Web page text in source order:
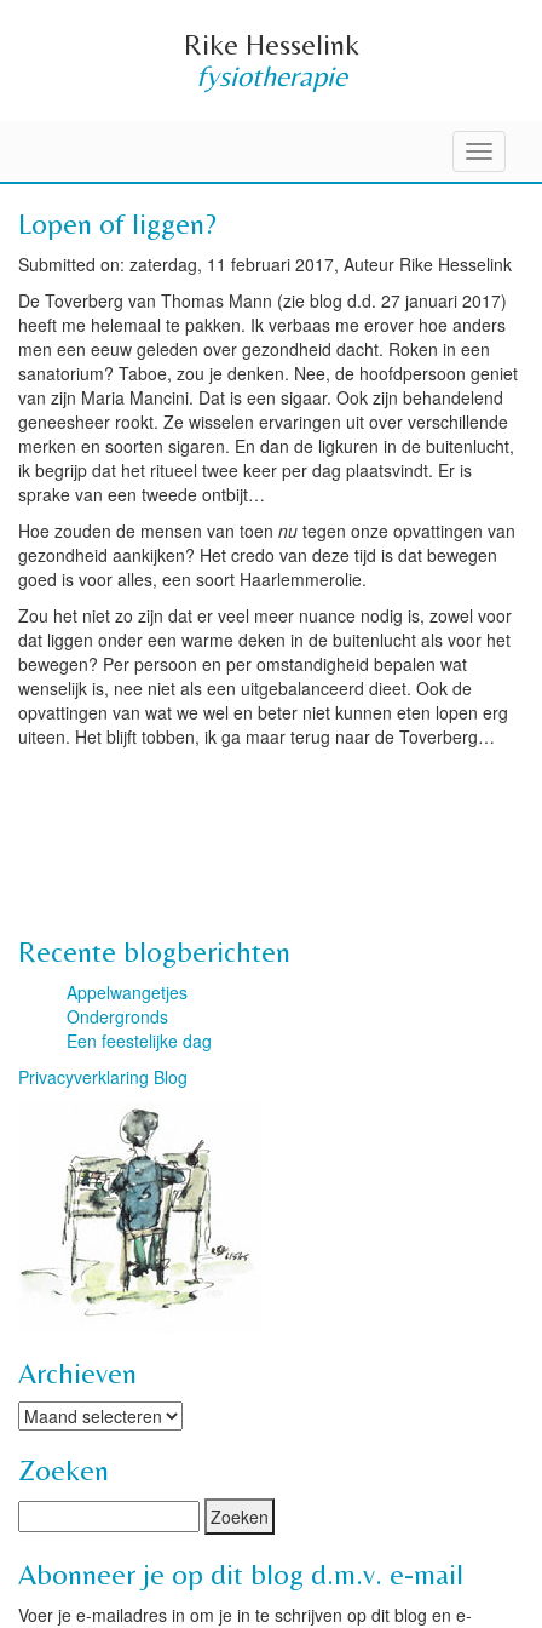
Rike Hesselink
fysiotherapie
Toggle
Lopen of liggen?
Submitted on: zaterdag, 11 februari 2017, Auteur Rike Hesselink
De Toverberg van Thomas Mann (zie blog d.d. 27 januari 2017)
heeft me helemaal te pakken. Ik verbaas me erover hoe anders
men een eeuw geleden over gezondheid dacht. Roken in een
sanatorium? Taboe, zou je denken. Nee, de hoofdpersoon geniet
van zijn Maria Mancini. Dat is een sigaar. Ook zijn behandelend
geneesheer rookt. Ze wisselen ervaringen uit over verschillende
merken en soorten sigaren. En dan de ligkuren in de buitenlucht,
ik begrijp dat het ritueel twee keer per dag plaatsvindt. Er is
sprake van een tweede ontbijt…
Hoe zouden de mensen van toen nu tegen onze opvattingen van
gezondheid aankijken? Het credo van deze tijd is dat bewegen
goed is voor alles, een soort Haarlemmerolie.
Zou het niet zo zijn dat er veel meer nuance nodig is, zowel voor
dat liggen onder een warme deken in de buitenlucht als voor het
bewegen? Per persoon en per omstandigheid bepalen wat
wenselijk is, nee niet als een uitgebalanceerd dieet. Ook de
opvattingen van wat we wel en beter niet kunnen eten lopen erg
uiteen. Het blijft tobben, ik ga maar terug naar de Toverberg…
Recente blogberichten
Appelwangetjes
Ondergronds
Een feestelijke dag
Privacyverklaring Blog
Archieven
Archieven
Zoeken
Abonneer je op dit blog d.m.v. e-mail
Voer je e-mailadres in om je in te schrijven op dit blog en e-